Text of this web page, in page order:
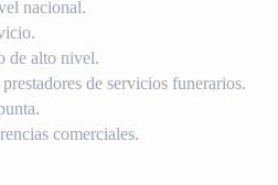
nacional.
de alto nivel.
de servicios funerarios.
comerciales.